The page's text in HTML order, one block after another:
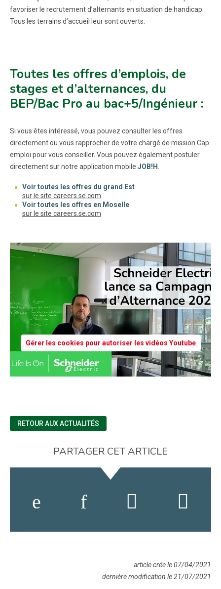
favoriser le recrutement d’alternants en situation de handicap.
Tous les terrains d’accueil leur sont ouverts.
Toutes les offres d’emplois, de
stages et d’alternances, du
BEP/Bac Pro au bac+5/Ingénieur :
Si vous êtes intéressé, vous pouvez consulter les offres
directement ou vous rapprocher de votre chargé de mission Cap
emploi pour vous conseiller. Vous pouvez également postuler
directement sur notre application mobile JOB!H
Voir toutes les offres du grand Est
sur le site careers.se.com
Voir toutes les offres en Moselle
sur le site careers.se.com
Gérer les cookies pour autoriser les vidéos Youtube
RETOUR AUX ACTUALITÉS
PARTAGER CET ARTICLE
article crée le 07/04/2021
dernière modification le 21/07/2021